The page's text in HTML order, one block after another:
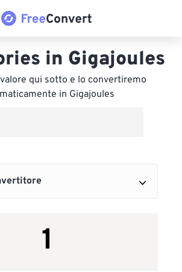
in Gigajoules
qui sotto e lo convertiremo
in Gigajoules